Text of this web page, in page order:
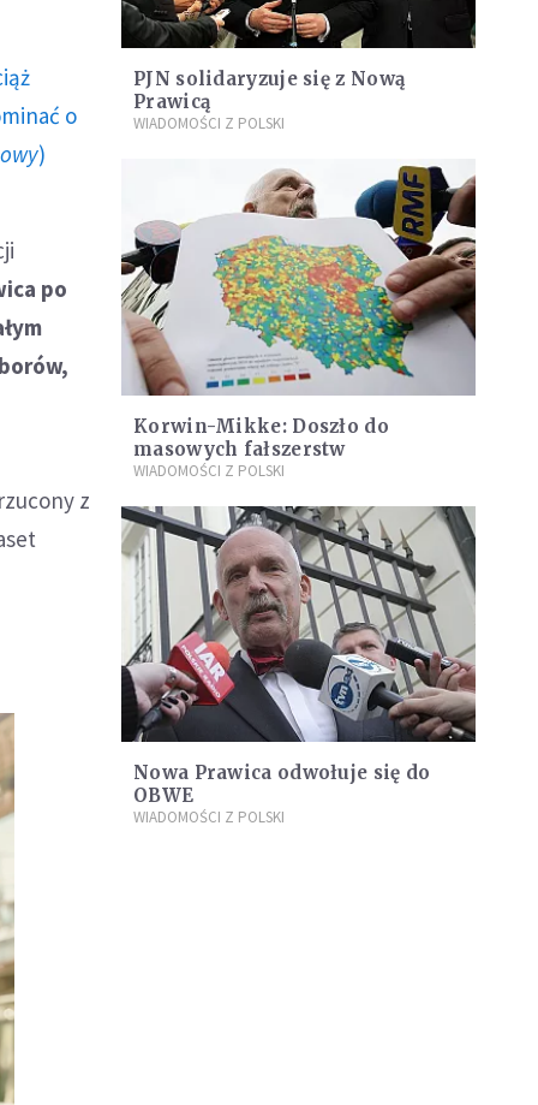
o
)
po
z
PJN solidaryzuje się z Nową
Prawicą
WIADOMOŚCI Z POLSKI
Korwin-Mikke: Doszło do
masowych fałszerstw
WIADOMOŚCI Z POLSKI
Nowa Prawica odwołuje się do
OBWE
WIADOMOŚCI Z POLSKI